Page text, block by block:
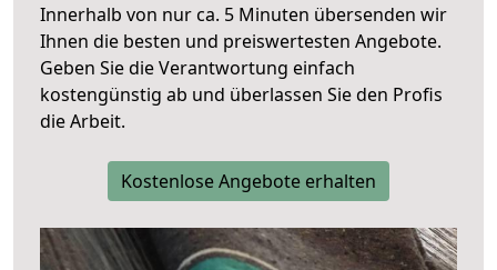
Innerhalb von nur ca. 5 Minuten übersenden wir
Ihnen die besten und preiswertesten Angebote.
Geben Sie die Verantwortung einfach
kostengünstig ab und überlassen Sie den Profis
die Arbeit.
Kostenlose Angebote erhalten